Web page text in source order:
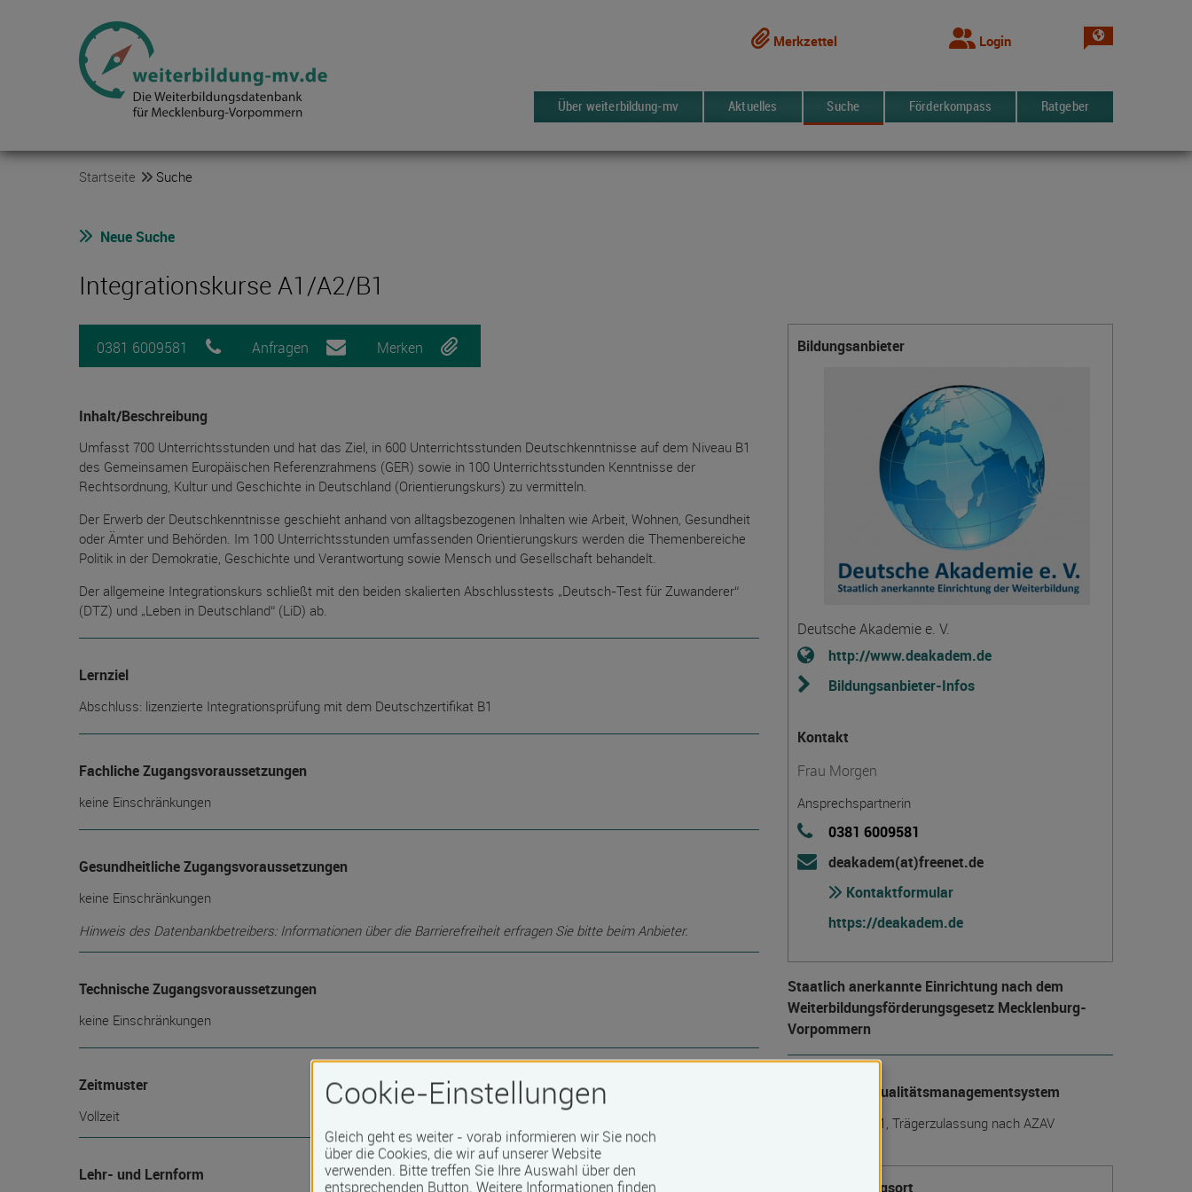
Merkzettel Login Sprache
Über weiterbildung-mv Aktuelles Suche Förderkompass Ratgeber
Startseite Suche
Neue Suche
Integrationskurse A1/A2/B1
0381 6009581 Anfragen Merken
Inhalt/Beschreibung
Umfasst 700 Unterrichtsstunden und hat das Ziel, in 600 Unterrichtsstunden Deutschkenntnisse auf dem Niveau B1
des Gemeinsamen Europäischen Referenzrahmens (GER) sowie in 100 Unterrichtsstunden Kenntnisse der
Rechtsordnung, Kultur und Geschichte in Deutschland (Orientierungskurs) zu vermitteln.
Der Erwerb der Deutschkenntnisse geschieht anhand von alltagsbezogenen Inhalten wie Arbeit, Wohnen, Gesundheit
oder Ämter und Behörden. Im 100 Unterrichtsstunden umfassenden Orientierungskurs werden die Themenbereiche
Politik in der Demokratie, Geschichte und Verantwortung sowie Mensch und Gesellschaft behandelt.
Der allgemeine Integrationskurs schließt mit den beiden skalierten Abschlusstests „Deutsch-Test für Zuwanderer“
(DTZ) und „Leben in Deutschland“ (LiD) ab.
Lernziel
Abschluss: lizenzierte Integrationsprüfung mit dem Deutschzertifikat B1
Fachliche Zugangsvoraussetzungen
keine Einschränkungen
Gesundheitliche Zugangsvoraussetzungen
keine Einschränkungen
Hinweis des Datenbankbetreibers: Informationen über die Barrierefreiheit erfragen Sie bitte beim Anbieter.
Technische Zugangsvoraussetzungen
keine Einschränkungen
Zeitmuster
Vollzeit
Lehr- und Lernform
Bildungsanbieter
Deutsche Akademie e. V.
http://www.deakadem.de
Bildungsanbieter-Infos
Kontakt
Frau Morgen
Ansprechspartnerin
0381 6009581
deakadem(at)freenet.de
Kontaktformular
https://deakadem.de
Staatlich anerkannte Einrichtung nach dem
Weiter­bildungs­förderungs­gesetz Mecklenburg-
Vorpommern
anerkanntes Qualitätsmanagementsystem
DIN EN ISO 9001, Trägerzulassung nach AZAV
Veranstaltungsort
Cookie-Einstellungen
Gleich geht es weiter - vorab informieren wir Sie noch
über die Cookies, die wir auf unserer Website
verwenden. Bitte treffen Sie Ihre Auswahl über den
entsprechenden Button. Weitere Informationen finden